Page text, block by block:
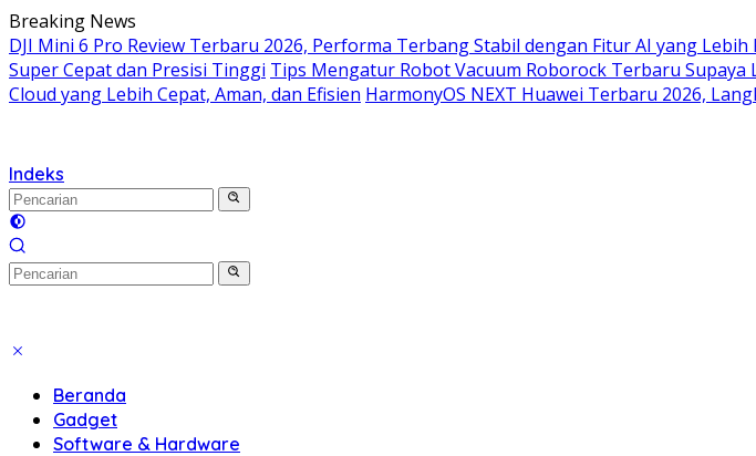
Langsung
ke
konten
Breaking News
DJI Mini 6 Pro Review Terbaru 2026, Performa Terbang Stabil dengan Fitur AI yang Lebih
Super Cepat dan Presisi Tinggi Tips Mengatur Robot Vacuum Roborock Terbaru Supaya
Cloud yang Lebih Cepat, Aman, dan Efisien HarmonyOS NEXT Huawei Terbaru 2026,
Indeks
Beranda
Gadget
Software & Hardware